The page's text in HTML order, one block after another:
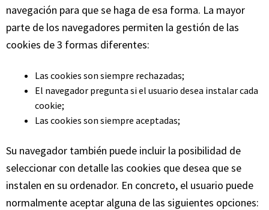
navegación para que se haga de esa forma. La mayor
parte de los navegadores permiten la gestión de las
cookies de 3 formas diferentes:
Las cookies son siempre rechazadas;
El navegador pregunta si el usuario desea instalar cada
cookie;
Las cookies son siempre aceptadas;
Su navegador también puede incluir la posibilidad de
seleccionar con detalle las cookies que desea que se
instalen en su ordenador. En concreto, el usuario puede
normalmente aceptar alguna de las siguientes opciones: